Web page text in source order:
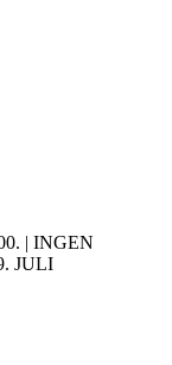
| INGEN
JULI